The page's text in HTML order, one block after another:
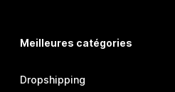
Meilleures catégories
Dropshipping